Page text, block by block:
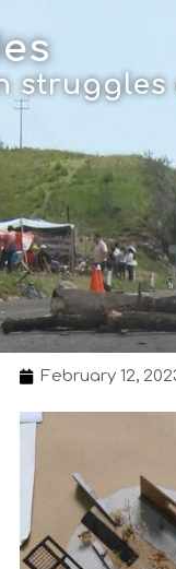
struggles
February 12,